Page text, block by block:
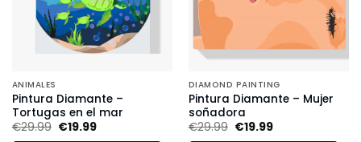
ANIMALES
Pintura Diamante –
Tortugas en el mar
€29.99 €19.99
DIAMOND PAINTING
Pintura Diamante – Mujer
soñadora
€29.99 €19.99